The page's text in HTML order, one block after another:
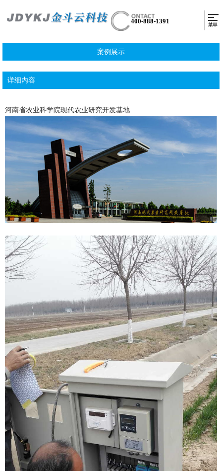
400-888-1391
案例展示
详细内容
河南省农业科学院现代农业研究开发基地